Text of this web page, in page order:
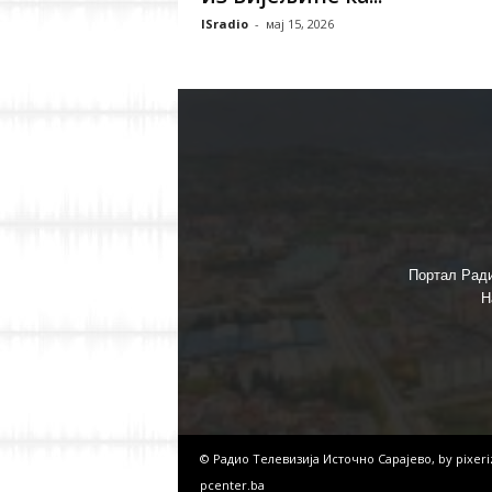
ISradio - мај 15, 2026
Портал
© Радио Телевизија Источно Сарајево, by
pcenter.ba